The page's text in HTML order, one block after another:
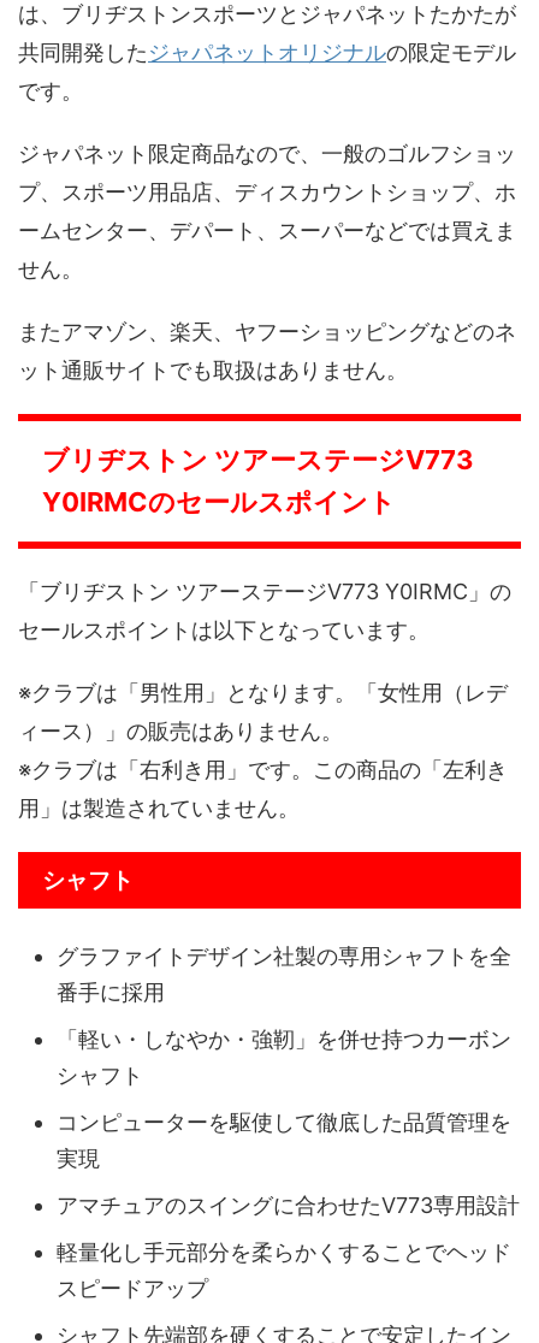
は、ブリヂストンスポーツとジャパネットたかたが
共同開発したジャパネットオリジナルの限定モデル
です。
ジャパネット限定商品なので、一般のゴルフショッ
プ、スポーツ用品店、ディスカウントショップ、ホ
ームセンター、デパート、スーパーなどでは買えま
せん。
またアマゾン、楽天、ヤフーショッピングなどのネ
ット通販サイトでも取扱はありません。
ブリヂストン ツアーステージV773
Y0IRMCのセールスポイント
「ブリヂストン ツアーステージV773 Y0IRMC」の
セールスポイントは以下となっています。
※クラブは「男性用」となります。「女性用（レデ
ィース）」の販売はありません。
※クラブは「右利き用」です。この商品の「左利き
用」は製造されていません。
シャフト
グラファイトデザイン社製の専用シャフトを全
番手に採用
「軽い・しなやか・強靭」を併せ持つカーボン
シャフト
コンピューターを駆使して徹底した品質管理を
実現
アマチュアのスイングに合わせたV773専用設計
軽量化し手元部分を柔らかくすることでヘッド
スピードアップ
シャフト先端部を硬くすることで安定したイン